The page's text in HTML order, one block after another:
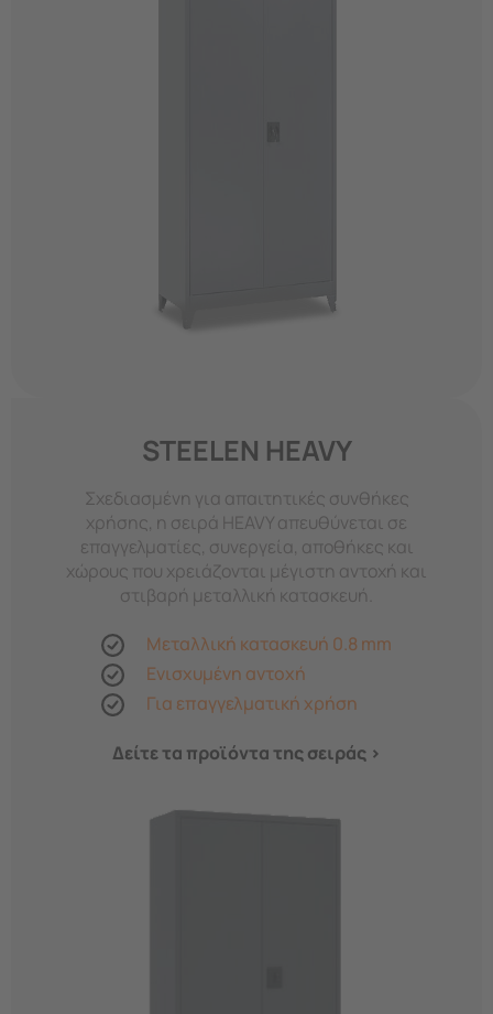
STEELEN HEAVY
Σχεδιασμένη για απαιτητικές συνθήκες
χρήσης, η σειρά HEAVY απευθύνεται σε
επαγγελματίες, συνεργεία, αποθήκες και
χώρους που χρειάζονται μέγιστη αντοχή και
στιβαρή μεταλλική κατασκευή.
Μεταλλική κατασκευή 0.8 mm
Ενισχυμένη αντοχή
Για επαγγελματική χρήση
Δείτε τα προϊόντα της σειράς >